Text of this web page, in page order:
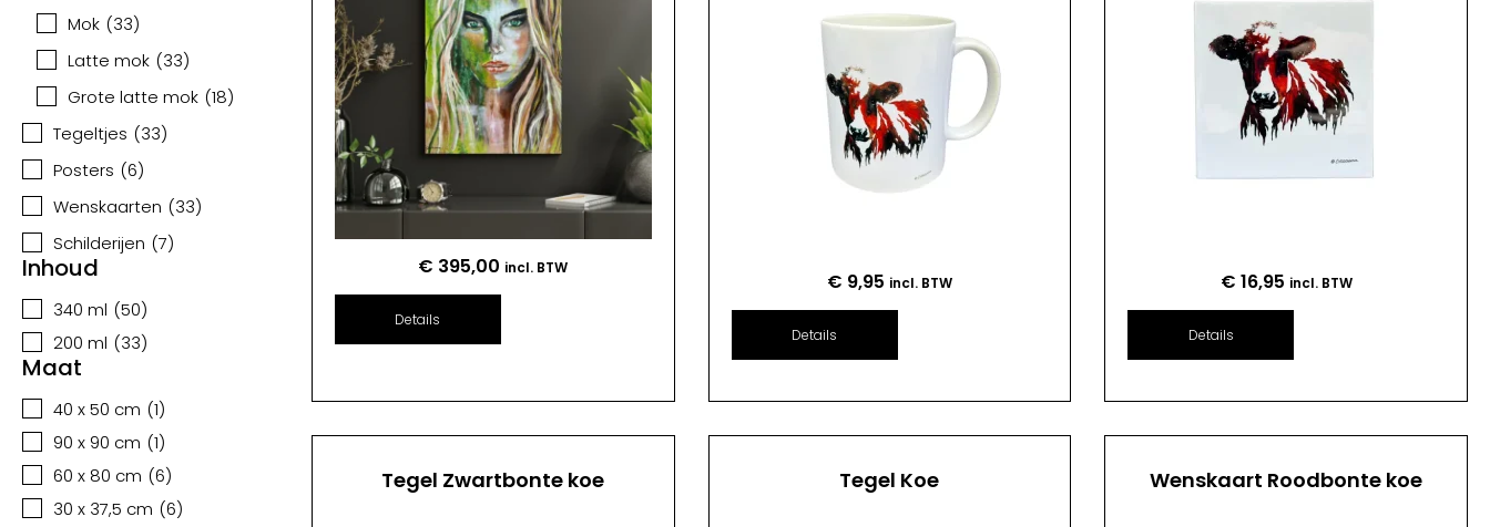
Mok (33)
Latte mok (33)
Grote latte mok (18)
Tegeltjes (33)
Posters (6)
Wenskaarten (33)
Schilderijen (7)
Inhoud
340 ml (50)
200 ml (33)
Maat
40 x 50 cm (1)
90 x 90 cm (1)
60 x 80 cm (6)
30 x 37,5 cm (6)
€ 395,00 incl. BTW
Details
€ 9,95 incl. BTW
Details
€ 16,95 incl. BTW
Details
Tegel Zwartbonte koe Tegel Koe Wenskaart Roodbonte koe